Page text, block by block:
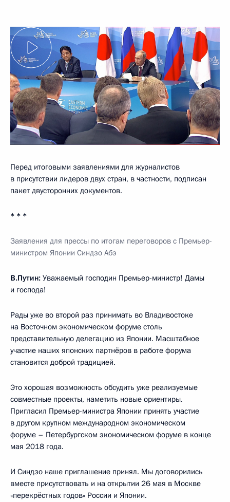
Перед итоговыми заявлениями для журналистов
в присутствии лидеров двух стран, в частности, подписан
пакет двусторонних документов.
* * *
Заявления для прессы по итогам переговоров с Премьер-
министром Японии Синдзо Абэ
В.Путин: Уважаемый господин Премьер-министр! Дамы
и господа!
Рады уже во второй раз принимать во Владивостоке
на Восточном экономическом форуме столь
представительную делегацию из Японии. Масштабное
участие наших японских партнёров в работе форума
становится доброй традицией.
Это хорошая возможность обсудить уже реализуемые
совместные проекты, наметить новые ориентиры.
Пригласил Премьер-министра Японии принять участие
в другом крупном международном экономическом
форуме – Петербургском экономическом форуме в конце
мая 2018 года.
И Синдзо наше приглашение принял. Мы договорились
вместе присутствовать и на открытии 26 мая в Москве
«перекрёстных годов» России и Японии.